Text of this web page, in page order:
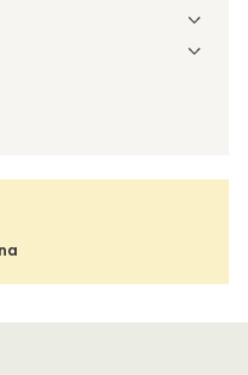
Innan leverans